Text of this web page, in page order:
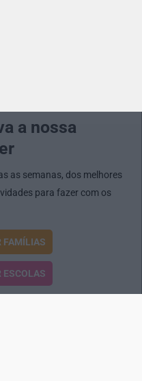
a nossa
as semanas, dos melhores
para fazer com os
FAMÍLIAS
ESCOLAS